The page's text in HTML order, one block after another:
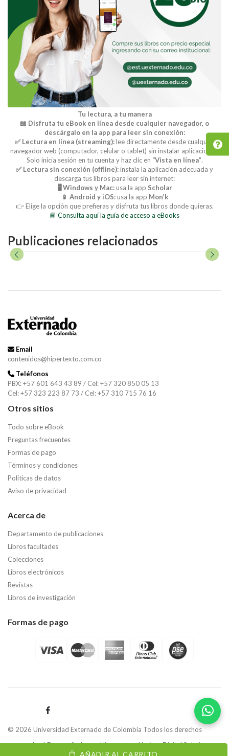
AÑADIR AL CARRITO
Tu lectura, a tu manera
📖 Disfruta tu eBook en línea desde cualquier navegador, o
descárgalo en la app para leer sin conexión:
✅ Lectura en línea (streaming):lee directamente desde cualquier
navegador web (computador, celular o tablet) sin instalar aplicaciones.
Solo inicia sesión en tu cuenta y haz clic en “Vista en línea”.
✅ Lectura sin conexión (offline):instala la aplicación adecuada y
descarga tus libros para leer sin internet:
🖥️ Windows y Mac:usa la app Scholar
📱 Android y iOS:usa la app Mon’k
👉 Elige la opción que prefieras y disfruta tus libros donde quieras.
📘 Consulta aquí la guía de acceso a eBooks
Publicaciones relacionados
Email
contenidos@hipertexto.com.co
Teléfonos
PBX: +57 601 643 43 89 / Cel: +57 320 850 05 13
Cel: +57 323 223 87 73 / Cel: +57 310 715 76 16
Otros sitios
Todo sobre eBook
Preguntas frecuentes
Formas de pago
Términos y condiciones
Políticas de datos
Aviso de privacidad
Acerca de
Departamento de publicaciones
Libros facultades
Colecciones
Libros electrónicos
Revistas
Libros de investigación
Formas de pago
© 2026 Universidad Externado de Colombia Todos los derechos
reservados | Desarrollado porHipertexto - Netizen Digital Solutions.